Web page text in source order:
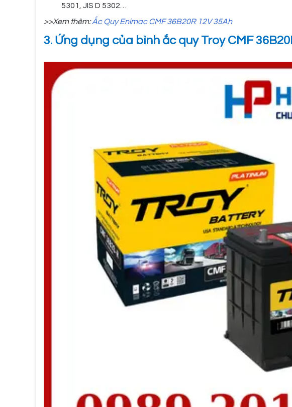
5301, JIS D 5302…
>>Xem thêm:Ắc Quy Enimac CMF 36B20R 12V 35Ah
3. Ứng dụng của bình ắc quy Troy CMF